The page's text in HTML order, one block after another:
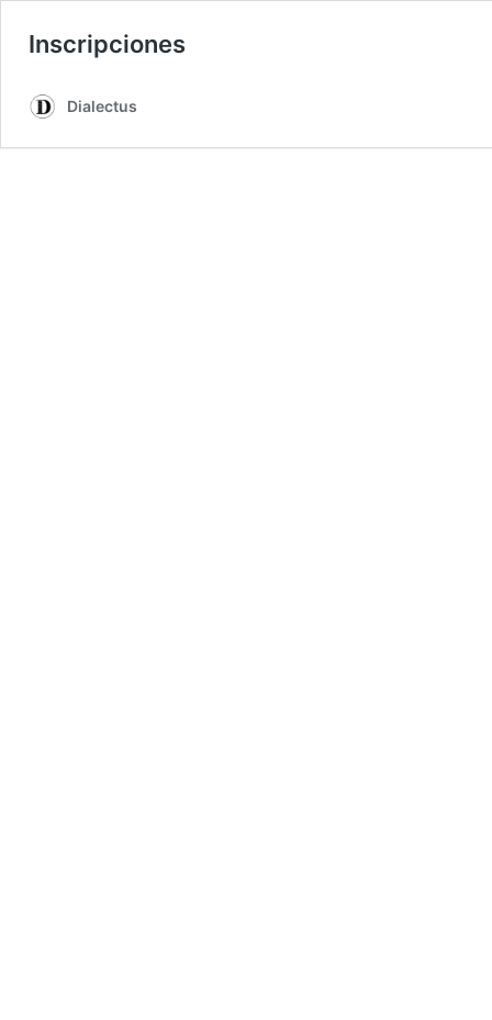
Inscripciones
Dialectus